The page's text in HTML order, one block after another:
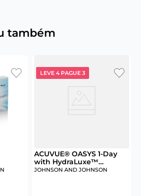
também
LEVE 4 PAGUE 3
ACUVUE® OASYS 1-Day
with HydraLuxe™
Technology 30
JOHNSON AND JOHNSON